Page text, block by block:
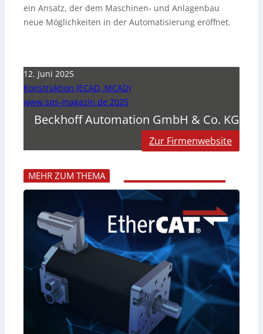
ein Ansatz, der dem Maschinen- und Anlagenbau
neue Möglichkeiten in der Automatisierung eröffnet.
12. Juni 2025
Konstruktion (ECAD, MCAD)
www.sps-magazin.de 2025
Beckhoff Automation GmbH & Co. KG
Zur Firmenwebsite
MEHR ZUM THEMA